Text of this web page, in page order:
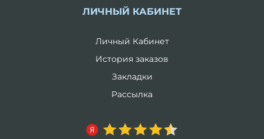
ЛИЧНЫЙ КАБИНЕТ
Личный Кабинет
История заказов
Закладки
Рассылка